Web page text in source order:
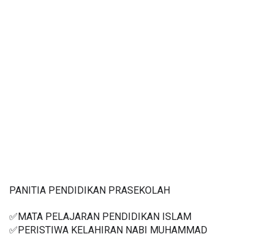
PANITIA PENDIDIKAN PRASEKOLAH
✅MATA PELAJARAN PENDIDIKAN ISLAM
✅PERISTIWA KELAHIRAN NABI MUHAMMAD